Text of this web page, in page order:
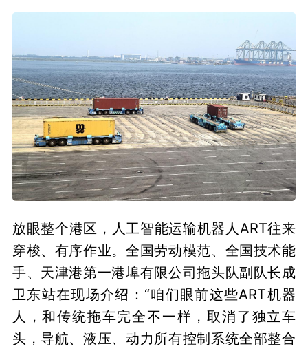
放眼整个港区，人工智能运输机器人ART往来
穿梭、有序作业。全国劳动模范、全国技术能
手、天津港第一港埠有限公司拖头队副队长成
卫东站在现场介绍：“咱们眼前这些ART机器
人，和传统拖车完全不一样，取消了独立车
头，导航、液压、动力所有控制系统全部整合